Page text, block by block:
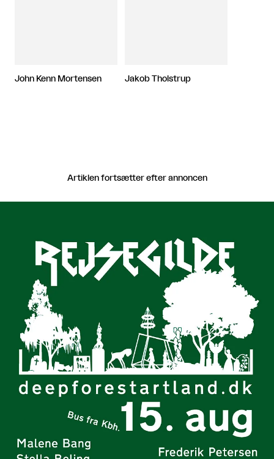
John Kenn Mortensen Jakob Tholstrup
Artiklen fortsætter efter annoncen